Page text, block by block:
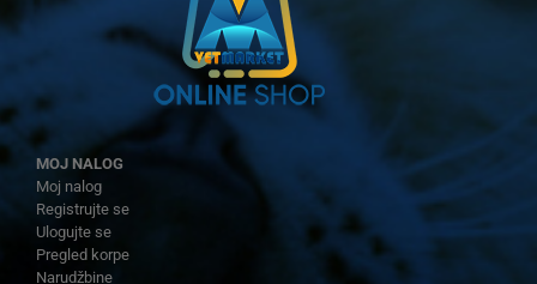
MOJ NALOG
Moj nalog
Registrujte se
Ulogujte se
Pregled korpe
Narudžbine